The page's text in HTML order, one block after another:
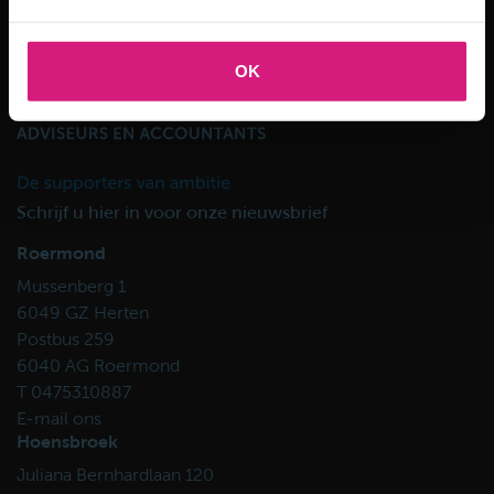
OK
Schrijf u hier in voor onze nieuwsbrief
Roermond
Mussenberg 1
6049 GZ Herten
Postbus 259
6040 AG Roermond
T 0475310887
E-mail ons
Hoensbroek
Juliana Bernhardlaan 120